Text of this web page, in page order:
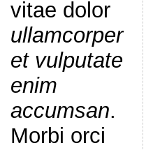
vitae dolor
ullamcorper
et vulputate
enim
accumsan.
Morbi orci